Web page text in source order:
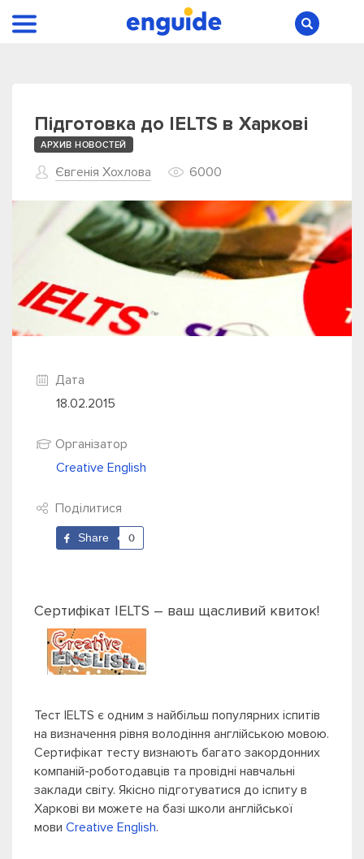
Підготовка до IELTS в Харкові
АРХИВ НОВОСТЕЙ
Євгенія Хохлова 6000
Дата
18.02.2015
Організатор
Creative English
Поділитися
Share 0
Сертифікат IELTS – ваш щасливий квиток!
Тест IELTS є одним з найбільш популярних іспитів
на визначення рівня володіння англійською мовою.
Сертифікат тесту визнають багато закордонних
компаній-роботодавців та провідні навчальні
заклади світу. Якісно підготуватися до іспиту в
Харкові ви можете на базі школи англійської
мови Creative English.